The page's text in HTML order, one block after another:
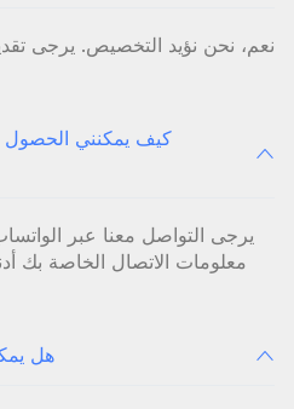
نعم، نحن نؤيد التخصيص. يرجى
كيف يمكنني
يرجى التواصل معنا عبر
معلومات الاتصال الخاصة بك
هل